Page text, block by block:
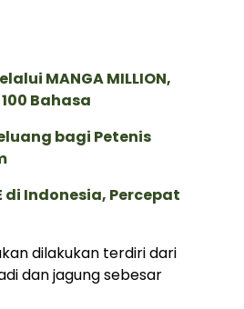
MANGA MILLION,
Bahasa
bagi Petenis
di Indonesia, Percepat
dilakukan terdiri dari
dan jagung sebesar